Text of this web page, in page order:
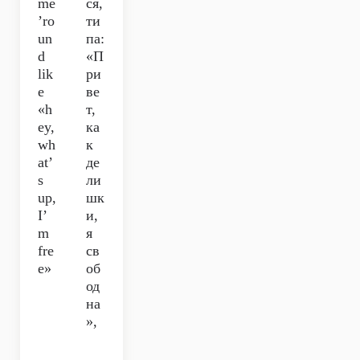
me
’ro
un
d
lik
e
«h
ey,
wh
at’
s
up,
I’
m
fre
e»
ся,
ти
па:
«П
ри
ве
т,
ка
к
де
ли
шк
и,
я
св
об
од
на
»,